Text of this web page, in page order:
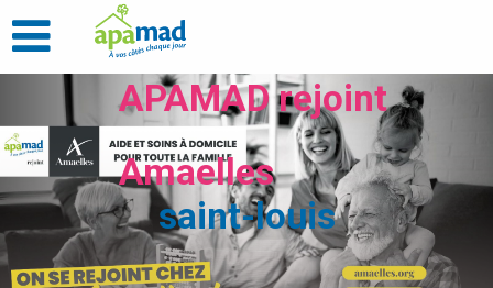
APAMAD rejoint
Amaelles
saint-louis